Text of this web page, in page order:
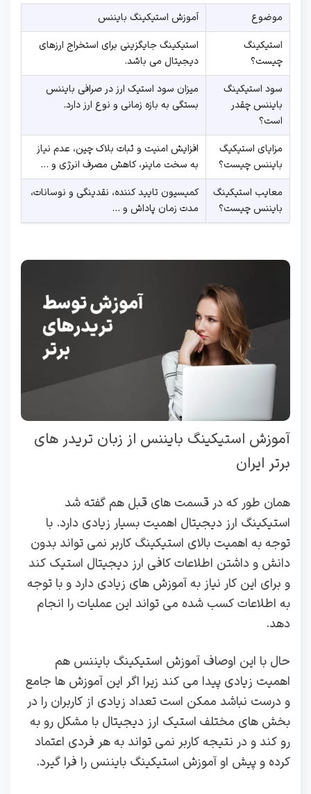
موضوع
آموزش استیکینگ بایننس
استیکینگ
چیست؟
استیکینگ جایگزینی برای استخراج ارزهای
دیجیتال می باشد.
سود استیکینگ
بایننس چقدر
است؟
میزان سود استیک ارز در صرافی بایننس
بستگی به بازه زمانی و نوع ارز دارد.
مزایای استیکیگ
بایننس چیست؟
افزایش امنیت و ثبات بلاک چین، عدم نیاز
به سخت ماینر، کاهش مصرف انرژی و …
معایب استیکینگ
بایننس چیست؟
کمیسیون تایید کننده، نقدینگی و نوسانات،
مدت زمان پاداش و …
آموزش استیکینگ بایننس از زبان تریدر های
برتر ایران
همان طور که در قسمت های قبل هم گفته شد
استیکینگ ارز دیجیتال اهمیت بسیار زیادی دارد. با
توجه به اهمیت بالای استیکینگ کاربر نمی تواند بدون
دانش و داشتن اطلاعات کافی ارز دیجیتال استیک کند
و برای این کار نیاز به آموزش های زیادی دارد و با توجه
به اطلاعات کسب شده می تواند این عملیات را انجام
دهد.
حال با این اوصاف آموزش استیکینگ بایننس هم
اهمیت زیادی پیدا می کند زیرا اگر این آموزش ها جامع
و درست نباشد ممکن است تعداد زیادی از کاربران را در
بخش های مختلف استیک ارز دیجیتال با مشکل رو به
رو کند و در نتیجه کاربر نمی تواند به هر فردی اعتماد
کرده و پیش او آموزش استیکینگ بایننس را فرا گیرد.